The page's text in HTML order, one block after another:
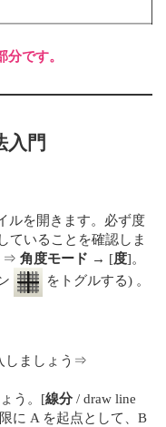
です。
入門
ルを開きます。必ず度
ていることを確認しま
⇒角度モード → [度]。
をトグルする) 。
しましょう⇒
う。[線分/ draw line
に A を起点として、B